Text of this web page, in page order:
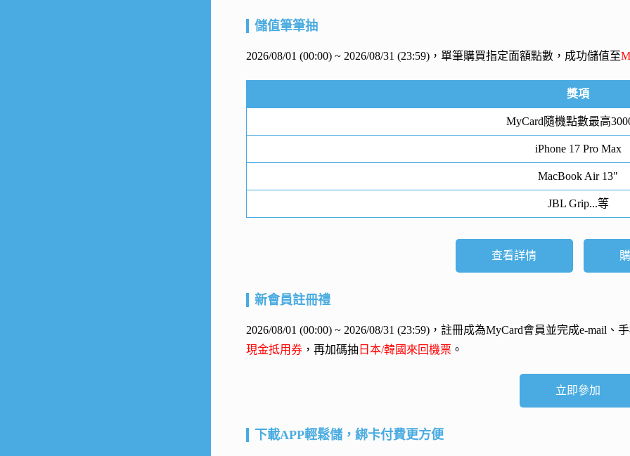
儲值筆筆抽
2026/08/01 (00:00) ~ 2026/08/31 (23:59)，單筆購買指定面額點數，成功儲值至
獎項
MyCard隨機點數最高
iPhone 17 Pro Max
MacBook Air 13"
JBL Grip...等
查看詳情
新會員註冊禮
2026/08/01 (00:00) ~ 2026/08/31 (23:59)，註冊成為MyCard會員並完成e-mail、
現金抵用券 ，再加碼抽 日本/韓國來回機票 。
立即參加
下載APP輕鬆儲，綁卡付費更方便